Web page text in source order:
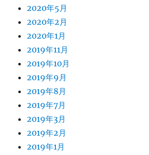
2020年5月
2020年2月
2020年1月
2019年11月
2019年10月
2019年9月
2019年8月
2019年7月
2019年3月
2019年2月
2019年1月